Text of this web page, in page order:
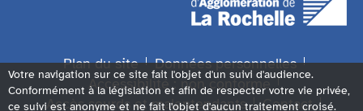
Plan du site
Données personnelles
Accessibilité : non conforme
Accès sourds et malentendants
Contact
Votre navigation sur ce site fait l'objet d'un suivi d'audience.
Conformément à la législation et afin de respecter votre vie privée,
ce suivi est anonyme et ne fait l'objet d'aucun traitement croisé.